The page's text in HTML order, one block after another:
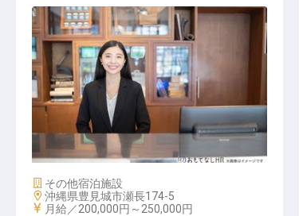
フロントチーフ
施設業態
その他宿泊施設
勤務地
沖縄県豊見城市瀬長174-5
給与
月給／200,000円～ 250,000円